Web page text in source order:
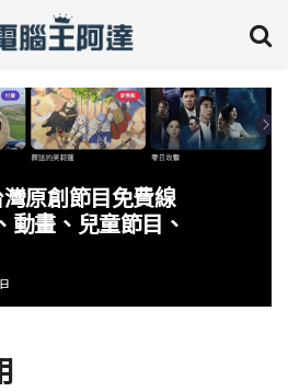
原創節目免費線
動畫、兒童節目、